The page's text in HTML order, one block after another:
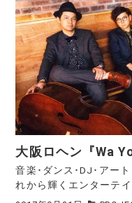
大阪ロヘン『Wa
音楽･ダンス･DJ･アー
れから輝くエンターテ